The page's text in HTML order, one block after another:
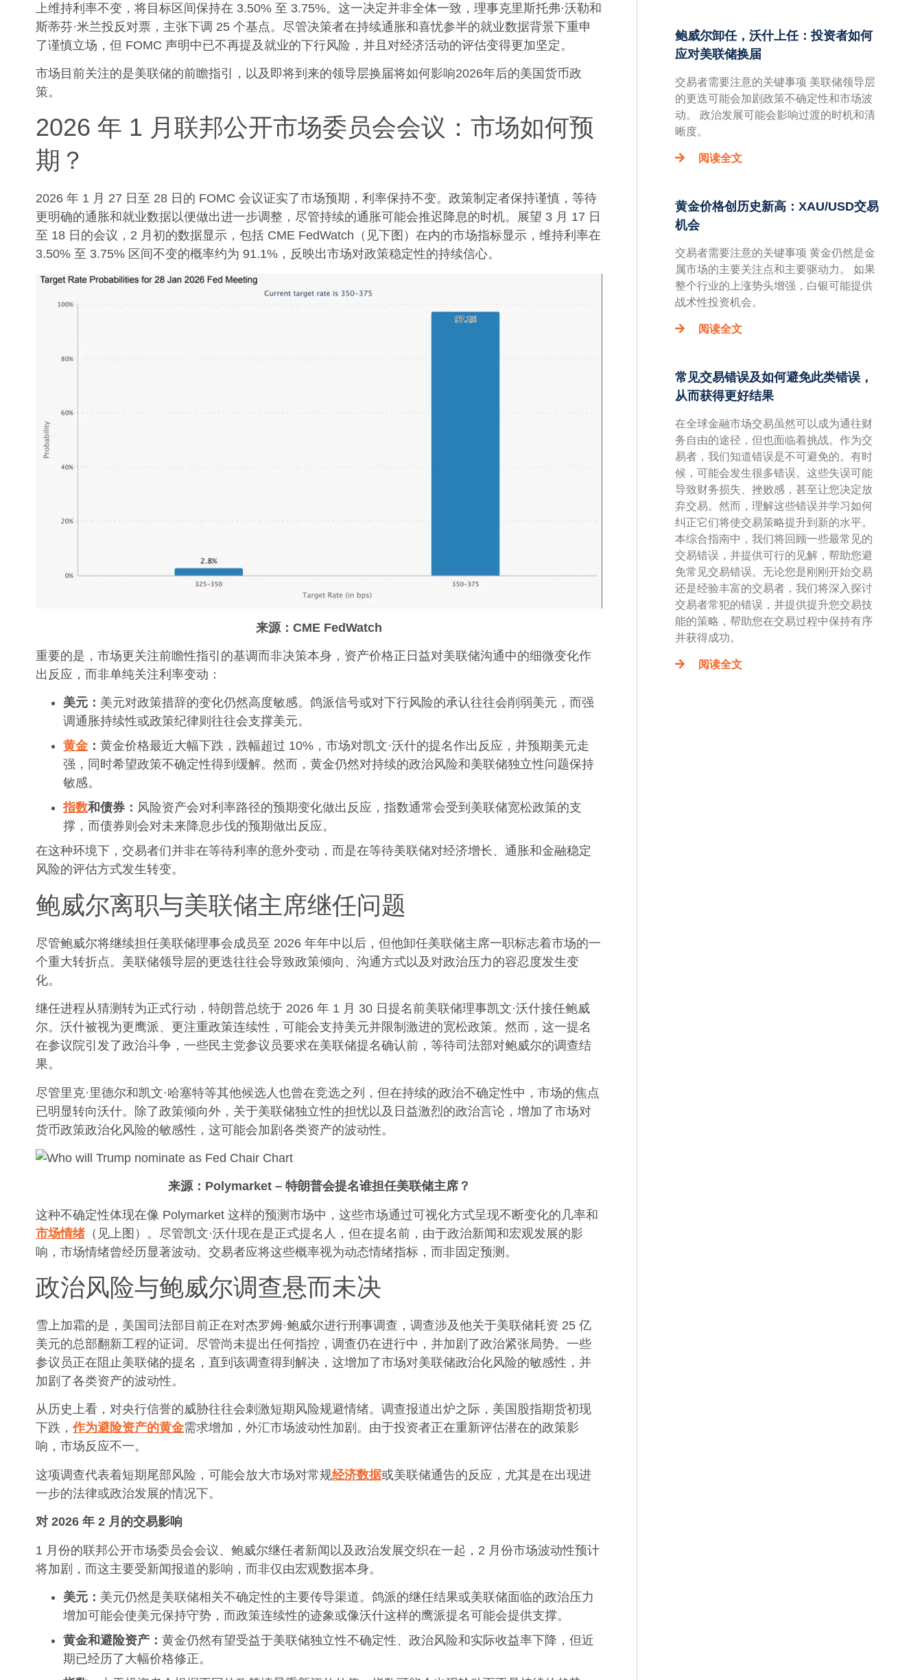
上维持利率不变，将目标区间保持在 3.50% 至 3.75%。这一决定并非全体一致，理事克里斯托弗·沃勒和
斯蒂芬·米兰投反对票，主张下调 25 个基点。尽管决策者在持续通胀和喜忧参半的就业数据背景下重申
了谨慎立场，但 FOMC 声明中已不再提及就业的下行风险，并且对经济活动的评估变得更加坚定。
市场目前关注的是美联储的前瞻指引，以及即将到来的领导层换届将如何影响2026年后的美国货币政
策。
2026 年 1 月联邦公开市场委员会会议：市场如何预
期？
2026 年 1 月 27 日至 28 日的 FOMC 会议证实了市场预期，利率保持不变。政策制定者保持谨慎，等待
更明确的通胀和就业数据以便做出进一步调整，尽管持续的通胀可能会推迟降息的时机。展望 3 月 17 日
至 18 日的会议，2 月初的数据显示，包括 CME FedWatch（见下图）在内的市场指标显示，维持利率在
3.50% 至 3.75% 区间不变的概率约为 91.1%，反映出市场对政策稳定性的持续信心。
来源： CME FedWatch
重要的是，市场更关注前瞻性指引的基调而非决策本身，资产价格正日益对美联储沟通中的细微变化作
出反应，而非单纯关注利率变动：
美元： 美元对政策措辞的变化仍然高度敏感。鸽派信号或对下行风险的承认往往会削弱美元，而强
调通胀持续性或政策纪律则往往会支撑美元。
黄金 ： 黄金价格最近大幅下跌，跌幅超过 10%，市场对凯文·沃什的提名作出反应，并预期美元走
强，同时希望政策不确定性得到缓解。然而，黄金仍然对持续的政治风险和美联储独立性问题保持
敏感。
指数和债券： 风险资产会对利率路径的预期变化做出反应，指数通常会受到美联储宽松政策的支
撑，而债券则会对未来降息步伐的预期做出反应。
在这种环境下，交易者们并非在等待利率的意外变动，而是在等待美联储对经济增长、通胀和金融稳定
风险的评估方式发生转变。
鲍威尔离职与美联储主席继任问题
尽管鲍威尔将继续担任美联储理事会成员至 2026 年年中以后，但他卸任美联储主席一职标志着市场的一
个重大转折点。美联储领导层的更迭往往会导致政策倾向、沟通方式以及对政治压力的容忍度发生变
化。
继任进程从猜测转为正式行动，特朗普总统于 2026 年 1 月 30 日提名前美联储理事凯文·沃什接任鲍威
尔。沃什被视为更鹰派、更注重政策连续性，可能会支持美元并限制激进的宽松政策。然而，这一提名
在参议院引发了政治斗争，一些民主党参议员要求在美联储提名确认前，等待司法部对鲍威尔的调查结
果。
尽管里克·里德尔和凯文·哈塞特等其他候选人也曾在竞选之列，但在持续的政治不确定性中，市场的焦点
已明显转向沃什。除了政策倾向外，关于美联储独立性的担忧以及日益激烈的政治言论，增加了市场对
货币政策政治化风险的敏感性，这可能会加剧各类资产的波动性。
来源： Polymarket – 特朗普会提名谁担任美联储主席？
这种不确定性体现在像 Polymarket 这样的预测市场中，这些市场通过可视化方式呈现不断变化的几率和
市场情绪（见上图）。尽管凯文·沃什现在是正式提名人，但在提名前，由于政治新闻和宏观发展的影
响，市场情绪曾经历显著波动。交易者应将这些概率视为动态情绪指标，而非固定预测。
政治风险与鲍威尔调查悬而未决
雪上加霜的是，美国司法部目前正在对杰罗姆·鲍威尔进行刑事调查，调查涉及他关于美联储耗资 25 亿
美元的总部翻新工程的证词。尽管尚未提出任何指控，调查仍在进行中，并加剧了政治紧张局势。一些
参议员正在阻止美联储的提名，直到该调查得到解决，这增加了市场对美联储政治化风险的敏感性，并
加剧了各类资产的波动性。
从历史上看，对央行信誉的威胁往往会刺激短期风险规避情绪。调查报道出炉之际，美国股指期货初现
下跌，作为避险资产的黄金需求增加，外汇市场波动性加剧。由于投资者正在重新评估潜在的政策影
响，市场反应不一。
这项调查代表着短期尾部风险，可能会放大市场对常规经济数据或美联储通告的反应，尤其是在出现进
一步的法律或政治发展的情况下。
对 2026 年 2 月的交易影响
1 月份的联邦公开市场委员会会议、鲍威尔继任者新闻以及政治发展交织在一起，2 月份市场波动性预计
将加剧，而这主要受新闻报道的影响，而非仅由宏观数据本身。
美元： 美元仍然是美联储相关不确定性的主要传导渠道。鸽派的继任结果或美联储面临的政治压力
增加可能会使美元保持守势，而政策连续性的迹象或像沃什这样的鹰派提名可能会提供支撑。
黄金和避险资产： 黄金仍然有望受益于美联储独立性不确定性、政治风险和实际收益率下降，但近
期已经历了大幅价格修正。
鲍威尔卸任，沃什上任：投资者如何
应对美联储换届
交易者需要注意的关键事项 美联储领导层
的更迭可能会加剧政策不确定性和市场波
动。 政治发展可能会影响过渡的时机和清
晰度。
阅读全文
黄金价格创历史新高：XAU/USD交易
机会
交易者需要注意的关键事项 黄金仍然是金
属市场的主要关注点和主要驱动力。 如果
整个行业的上涨势头增强，白银可能提供
战术性投资机会。
阅读全文
常见交易错误及如何避免此类错误，
从而获得更好结果
在全球金融市场交易虽然可以成为通往财
务自由的途径，但也面临着挑战。作为交
易者，我们知道错误是不可避免的。有时
候，可能会发生很多错误。这些失误可能
导致财务损失、挫败感，甚至让您决定放
弃交易。然而，理解这些错误并学习如何
纠正它们将使交易策略提升到新的水平。
本综合指南中，我们将回顾一些最常见的
交易错误，并提供可行的见解，帮助您避
免常见交易错误。无论您是刚刚开始交易
还是经验丰富的交易者，我们将深入探讨
交易者常犯的错误，并提供提升您交易技
能的策略，帮助您在交易过程中保持有序
并获得成功。
阅读全文